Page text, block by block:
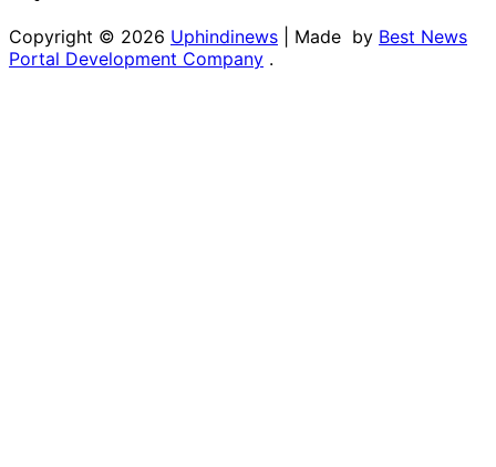
Copyright © 2026 Uphindinews | Made by Best News
Portal Development Company .